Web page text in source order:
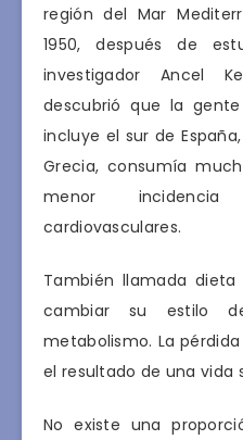
región del Mar
1950, después de
investigador Ancel
descubrió que la
incluye el sur de
Grecia, consumía
menor
cardiovasculares.
También llamada
cambiar su estilo
metabolismo. La
el resultado de una vida
No existe una